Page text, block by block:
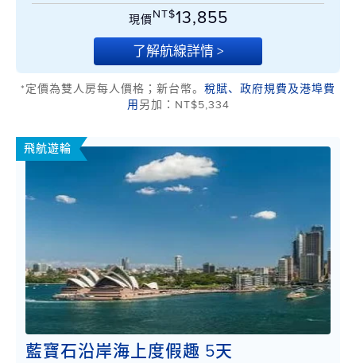
現價NT$13,855
了解航線詳情 >
*定價為雙人房每人價格；新台幣。 稅賦、政府規費及港埠費
用 另加：NT$5,334
飛航遊輪
藍寶石沿岸海上度假趣 5天